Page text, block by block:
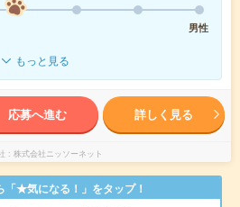
男性
もっと見る
応募へ進む 詳しく見る
株式会社ニッソーネット
「★気になる！」をタップ！